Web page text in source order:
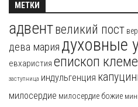
МЕТКИ
адвентвеликий пост
дева мария духовные
евхаристия епископ
заступница индульгенция
милосердие милосердие божие